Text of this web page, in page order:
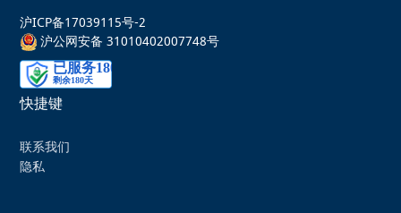
沪ICP备17039115号-2
沪公网安备 31010402007748号
快捷键
联系我们
隐私